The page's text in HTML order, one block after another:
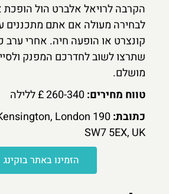
הקרבה לרויאל אלברט הול הופכת את
לבחירה מעולה אם אתם מתכננים
קונצרט או הופעה חיה. אחרי ערב
שתרצו לשוב לחדרכם המפנק ולסיים
מושלם.
טווח מחירים:260-340 £ ללילה
כתובת:
Kensington, London
SW7 5EX, UK
הזמינו באתר בוקינג